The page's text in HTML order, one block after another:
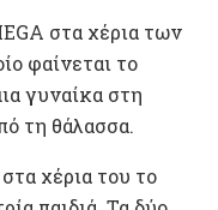
στα χέρια των
φαίνεται το
γυναίκα στη
τη θάλασσα.
χέρια του το